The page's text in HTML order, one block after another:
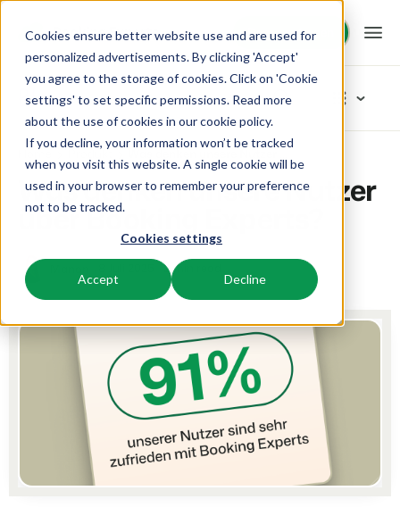
Cookies ensure better website use and are used for
personalized advertisements. By clicking 'Accept'
you agree to the storage of cookies. Click on 'Cookie
settings' to set specific permissions. Read more
about the use of cookies in our cookie policy.
If you decline, your information won’t be tracked
when you visit this website. A single cookie will be
used in your browser to remember your preference
not to be tracked.
Cookies settings
Accept Decline
Demo anfragen
Demo anfragen
Plattform
BEX PMS
PMS
Verwalte alle Backoffice Abläufe.
Vermarkte dein Angebot auf verschiedenen Channels.
Steigere deine direkten Buchungen über deine Website.
App Store
Verbinde dich mit deinen Lieblingsapps und -tools.
Business Intelligence
Triff Entscheidungen, die sich auf Zahlen und Fakten beruhen.
Unsere Lösungen
BEX für:
Ferienhäuser, Bungalows, Mobilheime und Weinfässer.
Stellplätze, Camping, Glamping und Zelten.
Ski-, Wellness-, Golf- und Tauchresorts.
Hotelzimmer, Appartements, B&Bs und Pensionen.
Ressourcen
Wissenswertes
BEX Educate | Pro
Weiter lernen, weiter führen in der Freizeitbranche
Neuigkeiten der Branche und wertvolle Tipps
Lerne uns auf verschiedenen Veranstaltungen kennen.
Kundenstories
Preise
Kundenstories
Für Ferienparks
Für Campingplätze
Blog
Artikel-Kategorien
Neu
Bereit für Innovation
Produkt
Von der Idee bis hin zur Lösung
Team und Unternehmenskultur
Erfolgsorientiert
Marketing
Tipps und Best Practices
Gemeinsam stärker
Home Produkt
Was denken unsere Nutzer
über Booking Experts?
2 min read